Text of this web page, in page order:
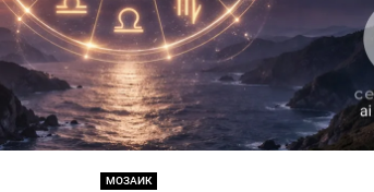
МОЗАИК